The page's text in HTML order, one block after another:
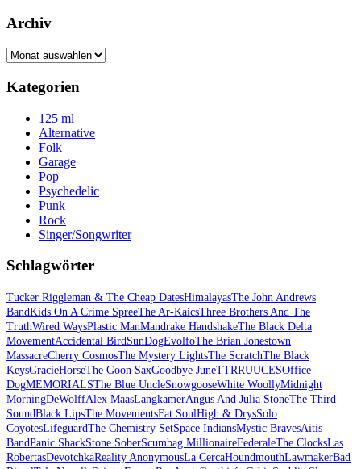
Archiv
Archiv
Kategorien
125 ml
Alternative
Folk
Garage
Pop
Psychedelic
Punk
Rock
Singer/Songwriter
Schlagwörter
Tucker Riggleman & The Cheap DatesHimalayasThe John Andrews
BandKids On A Crime SpreeThe Ar-KaicsThree Brothers And The
TruthWired WaysPlastic ManMandrake HandshakeThe Black Delta
MovementAccidental BirdSunDogEvolfoThe Brian Jonestown
MassacreCherry CosmosThe Mystery LightsThe ScratchThe Black
KeysGracieHorseThe Goon SaxGoodbye JuneTTRRUUCESOffice
DogMEMORIALSThe Blue UncleSnowgooseWhite WoollyMidnight
MorningDeWolffAlex MaasLangkamerAngus And Julia StoneThe Third
SoundBlack LipsThe MovementsFat SoulHigh & DrysSolo
CoyotesLifeguardThe Chemistry SetSpace IndiansMystic BravesAitis
BandPanic ShackStone SoberScumbag MillionaireFederaleThe ClocksLas
RobertasDevotchkaReality AnonymousLa CercaHoundmouthLawmakerBad